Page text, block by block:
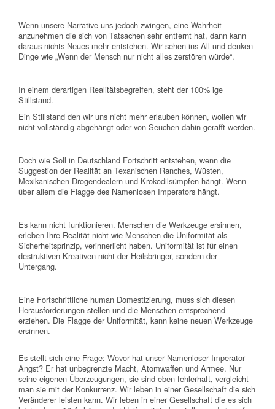
Wenn unsere Narrative uns jedoch zwingen, eine Wahrheit
anzunehmen die sich von Tatsachen sehr entfernt hat, dann kann
daraus nichts Neues mehr entstehen. Wir sehen ins All und denken
Dinge wie „Wenn der Mensch nur nicht alles zerstören würde“.
In einem derartigen Realitätsbegreifen, steht der 100% ige
Stillstand.
Ein Stillstand den wir uns nicht mehr erlauben können, wollen wir
nicht vollständig abgehängt oder von Seuchen dahin gerafft werden.
Doch wie Soll in Deutschland Fortschritt entstehen, wenn die
Suggestion der Realität an Texanischen Ranches, Wüsten,
Mexikanischen Drogendealern und Krokodilsümpfen hängt. Wenn
über allem die Flagge des Namenlosen Imperators hängt.
Es kann nicht funktionieren. Menschen die Werkzeuge ersinnen,
erleben Ihre Realität nicht wie Menschen die Uniformität als
Sicherheitsprinzip, verinnerlicht haben. Uniformität ist für einen
destruktiven Kreativen nicht der Heilsbringer, sondern der
Untergang.
Eine Fortschrittliche human Domestizierung, muss sich diesen
Herausforderungen stellen und die Menschen entsprechend
erziehen. Die Flagge der Uniformität, kann keine neuen Werkzeuge
ersinnen.
Es stellt sich eine Frage: Wovor hat unser Namenloser Imperator
Angst? Er hat unbegrenzte Macht, Atomwaffen und Armee. Nur
seine eigenen Überzeugungen, sie sind eben fehlerhaft, vergleicht
man sie mit der Konkurrenz. Wir leben in einer Gesellschaft die sich
Veränderer leisten kann. Wir leben in einer Gesellschaft die es sich